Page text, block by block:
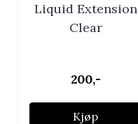
Liquid Extension
Clear
200,-
Kjøp